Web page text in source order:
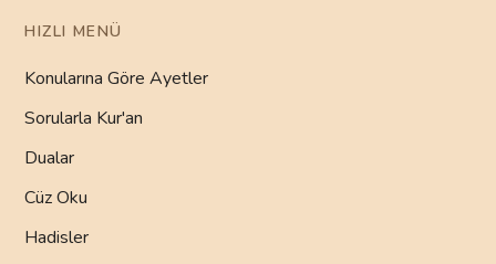
HIZLI MENÜ
Konularına Göre Ayetler
Sorularla Kur'an
Dualar
Cüz Oku
Hadisler